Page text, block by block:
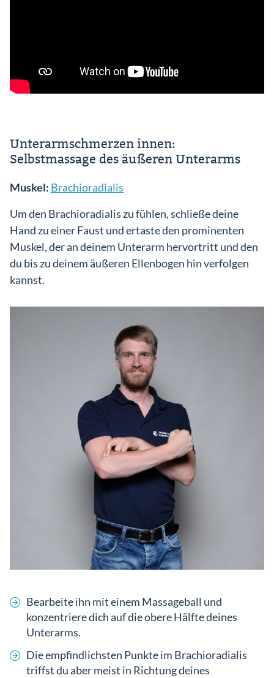
Unterarmschmerzen innen:
Selbstmassage des äußeren Unterarms
Muskel: Brachioradialis
Um den Brachioradialis zu fühlen, schließe deine
Hand zu einer Faust und ertaste den prominenten
Muskel, der an deinem Unterarm hervortritt und den
du bis zu deinem äußeren Ellenbogen hin verfolgen
kannst.
Bearbeite ihn mit einem Massageball und
konzentriere dich auf die obere Hälfte deines
Unterarms.
Die empfindlichsten Punkte im Brachioradialis
triffst du aber meist in Richtung deines